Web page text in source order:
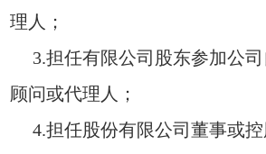
理人；
3.担任有限公司股东参加公司
顾问或代理人；
4.担任股份有限公司董事或控